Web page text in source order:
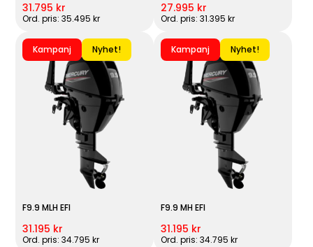
31.795 kr
Ord. pris: 35.495 kr
27.995 kr
Ord. pris: 31.395 kr
Kampanj Nyhet!
F9.9 MLH EFI
31.195 kr
Ord. pris: 34.795 kr
Kampanj Nyhet!
F9.9 MH EFI
31.195 kr
Ord. pris: 34.795 kr